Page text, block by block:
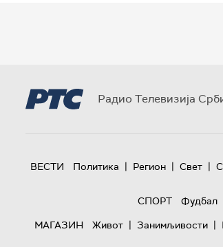
Радио Телевизија
ВЕСТИ Политика | Регион | Свет |
СПОРТ
Фудбал
МАГАЗИН
Живот | Занимљивости |